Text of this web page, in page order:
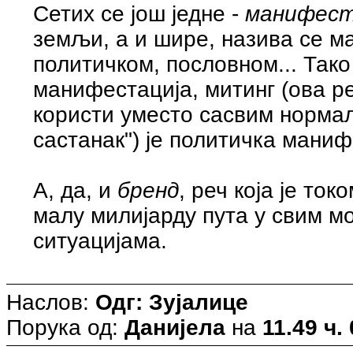
Сетих се још једне -
земљи, а и шире, назива се
политичком, пословном... Тако
манифестација, митинг (ова
користи уместо сасвим
састанак") је политичка
А, да, и бренд, реч која је
малу милијарду пута у свим
ситуацијама.
Наслов: Одг: Зујалице
Порука од: Данијела на 11.49 ч.